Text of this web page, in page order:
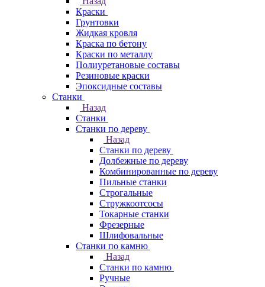
Краски
Грунтовки
Жидкая кровля
Краска по бетону
Краски по металлу
Полиуретановые составы
Резиновые краски
Эпоксидные составы
Станки
Назад
Станки
Станки по дереву
Назад
Станки по дереву
Долбежные по дереву
Комбинированные по дереву
Пильные станки
Строгальные
Стружкоотсосы
Токарные станки
Фрезерные
Шлифовальные
Станки по камню
Назад
Станки по камню
Ручные